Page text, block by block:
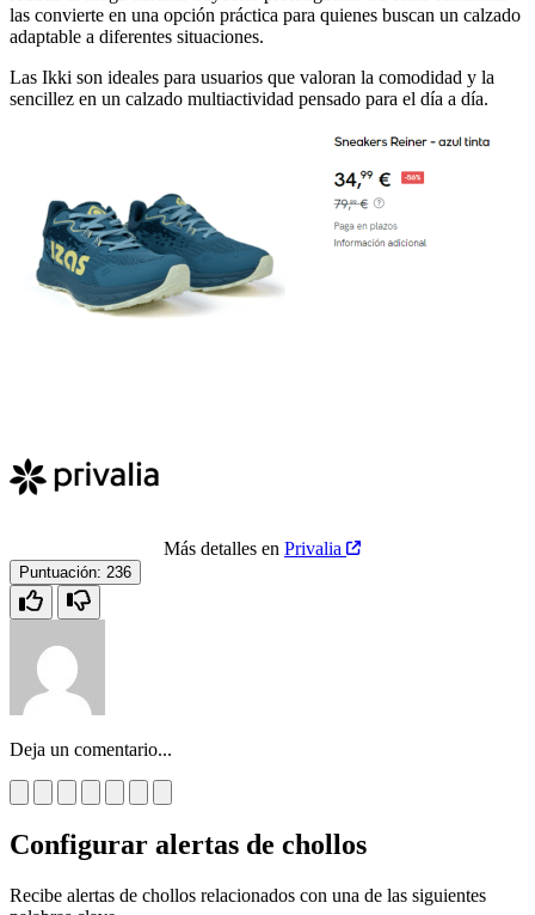
las convierte en una opción práctica para quienes buscan un calzado
adaptable a diferentes situaciones.
Las Ikki son ideales para usuarios que valoran la comodidad y la
sencillez en un calzado multiactividad pensado para el día a día.
Más detalles en Privalia
Puntuación: 236
Deja un comentario...
Configurar alertas de chollos
Recibe alertas de chollos relacionados con una de las siguientes